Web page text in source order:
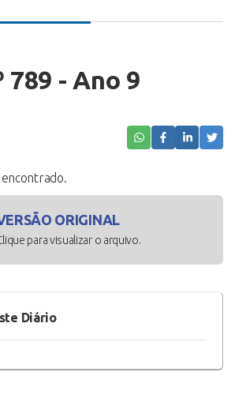
789 - Ano 9
ORIGINAL
para visualizar o arquivo.
Diário